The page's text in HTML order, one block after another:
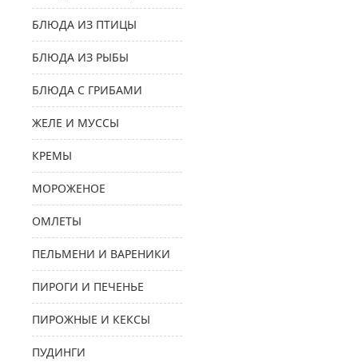
БЛЮДА ИЗ ПТИЦЫ
БЛЮДА ИЗ РЫБЫ
БЛЮДА С ГРИБАМИ
ЖЕЛЕ И МУССЫ
КРЕМЫ
МОРОЖЕНОЕ
ОМЛЕТЫ
ПЕЛЬМЕНИ И ВАРЕНИКИ
ПИРОГИ И ПЕЧЕНЬЕ
ПИРОЖНЫЕ И КЕКСЫ
ПУДИНГИ